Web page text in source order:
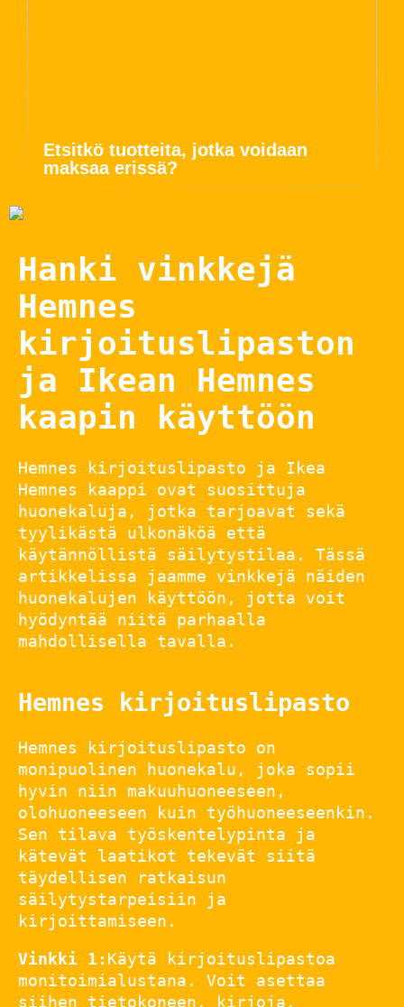
Etsitkö tuotteita, jotka voidaan
maksaa erissä?
Hanki vinkkejä
Hemnes
kirjoituslipaston
ja Ikean Hemnes
kaapin käyttöön
Hemnes kirjoituslipasto ja Ikea
Hemnes kaappi ovat suosittuja
huonekaluja, jotka tarjoavat sekä
tyylikästä ulkonäköä että
käytännöllistä säilytystilaa. Tässä
artikkelissa jaamme vinkkejä näiden
huonekalujen käyttöön, jotta voit
hyödyntää niitä parhaalla
mahdollisella tavalla.
Hemnes kirjoituslipasto
Hemnes kirjoituslipasto on
monipuolinen huonekalu, joka sopii
hyvin niin makuuhuoneeseen,
olohuoneeseen kuin työhuoneeseenkin.
Sen tilava työskentelypinta ja
kätevät laatikot tekevät siitä
täydellisen ratkaisun
säilytystarpeisiin ja
kirjoittamiseen.
Vinkki 1: Käytä kirjoituslipastoa
monitoimialustana. Voit asettaa
siihen tietokoneen, kirjoja,